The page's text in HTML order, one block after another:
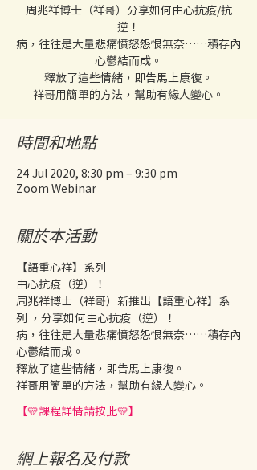
周兆祥博士（祥哥）分享如何由心抗疫/抗
逆！
病，往往是大量悲痛憤怒怨恨無奈⋯⋯積存內
心鬱結而成。
釋放了這些情緒，即告馬上康復。
祥哥用簡單的方法，幫助有緣人變心。
時間和地點
24 Jul 2020, 8:30 pm – 9:30 pm
Zoom Webinar
關於本活動
【語重心祥】系列
由心抗疫（逆）！
周兆祥博士（祥哥）新推出【語重心祥】系
列 ，分享如何由心抗疫（逆）！
病，往往是大量悲痛憤怒怨恨無奈⋯⋯積存內
心鬱結而成。
釋放了這些情緒，即告馬上康復。
祥哥用簡單的方法，幫助有緣人變心。
【💛課程詳情請按此💛】
網上報名及付款